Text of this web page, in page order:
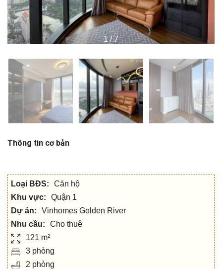
1/7
Thông tin cơ bản
Loại BĐS:
Căn hộ
Khu vực:
Quận 1
Dự án:
Vinhomes Golden River
Nhu cầu:
Cho thuê
121 m²
3 phòng
2 phòng